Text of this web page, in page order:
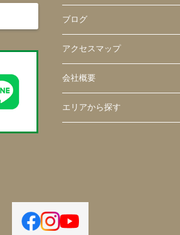
ブログ
アクセスマップ
会社概要
エリアから探す